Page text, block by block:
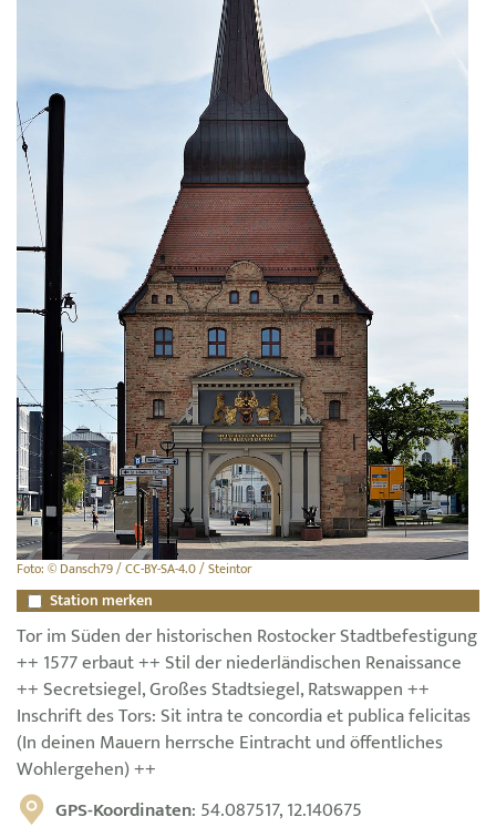
Foto: © Dansch79 / CC-BY-SA-4.0 / Steintor
Station merken
Tor im Süden der historischen Rostocker Stadtbefestigung
++ 1577 erbaut ++ Stil der niederländischen Renaissance
++ Secretsiegel, Großes Stadtsiegel, Ratswappen ++
Inschrift des Tors: Sit intra te concordia et publica felicitas
(In deinen Mauern herrsche Eintracht und öffentliches
Wohlergehen) ++
GPS-Koordinaten: 54.087517, 12.140675